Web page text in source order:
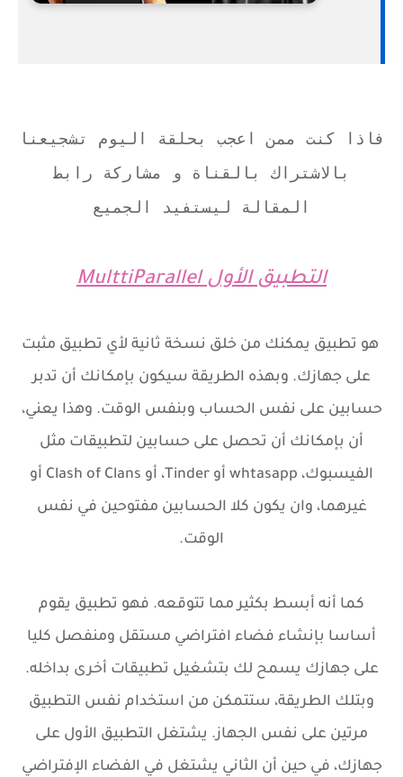
فاذا كنت ممن اعجب بحلقة اليوم تشجيعنا
بالاشتراك بالقناة و مشاركة رابط
المقالة ليستفيد الجميع
التطبيق الأولMulttiParallel
هو تطبيق يمكنك من خلق نسخة ثانية لأي تطبيق مثبت
على جهازك. وبهذه الطريقة سيكون بإمكانك أن تدبر
حسابين على نفس الحساب وبنفس الوقت. وهذا يعني،
أن بإمكانك أن تحصل على حسابين لتطبيقات مثل
الفيسبوك، whtasapp أو Tinder، أو Clash of Clans أو
غيرهما، وان يكون كلا الحسابين مفتوحين في نفس
الوقت.
كما أنه أبسط بكثير مما تتوقعه. فهو تطبيق يقوم
أساسا بإنشاء فضاء افتراضي مستقل ومنفصل كليا
على جهازك يسمح لك بتشغيل تطبيقات أخرى بداخله.
وبتلك الطريقة، ستتمكن من استخدام نفس التطبيق
مرتين على نفس الجهاز. يشتغل التطبيق الأول على
جهازك، في حين أن الثاني يشتغل في الفضاء الإفتراضي